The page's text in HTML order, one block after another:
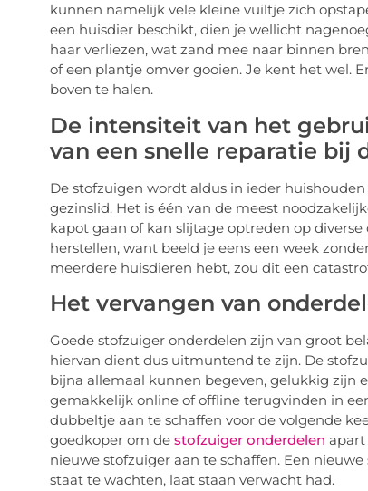
kunnen namelijk vele kleine vuiltje zich
een huisdier beschikt, dien je wellicht
haar verliezen, wat zand mee naar binnen
of een plantje omver gooien. Je kent het wel.
boven te halen.
De intensiteit van het
van een snelle reparatie bij
De stofzuigen wordt aldus in ieder
gezinslid. Het is één van de meest
kapot gaan of kan slijtage optreden op
herstellen, want beeld je eens een week
meerdere huisdieren hebt, zou dit een
Het vervangen van
Goede stofzuiger onderdelen zijn van groot
hiervan dient dus uitmuntend te zijn. De
bijna allemaal kunnen begeven, gelukkig zijn
gemakkelijk online of offline terugvinden in
dubbeltje aan te schaffen voor de volgende
goedkoper om de stofzuiger onderdelen apart
nieuwe stofzuiger aan te schaffen. Een
staat te wachten, laat staan verwacht had.